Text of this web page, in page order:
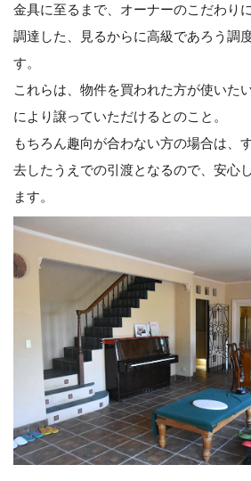
金具に至るまで、オーナーのこだわり
調達した、見るからに高級であろう調
す。
これらは、物件を買われた方が使いた
により譲っていただけるとのこと。
もちろん趣向が合わない方の場合は、
去したうえでの引渡となるので、安心
ます。